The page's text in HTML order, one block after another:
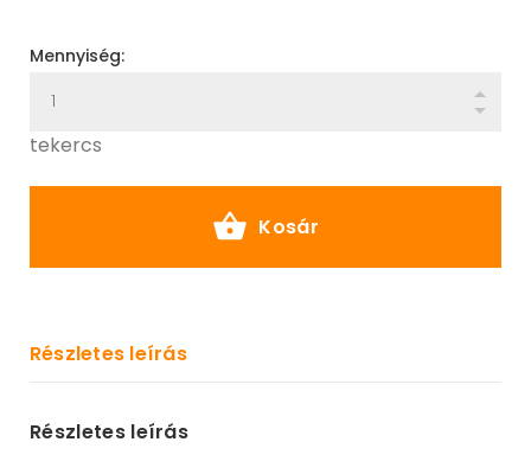
Mennyiség:
tekercs
Kosár
Részletes leírás
Részletes leírás